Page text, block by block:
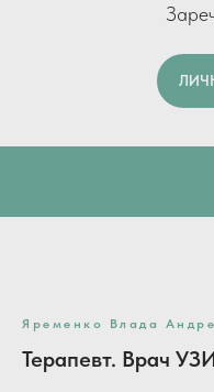
Яременко Влада
Терапевт. Врач